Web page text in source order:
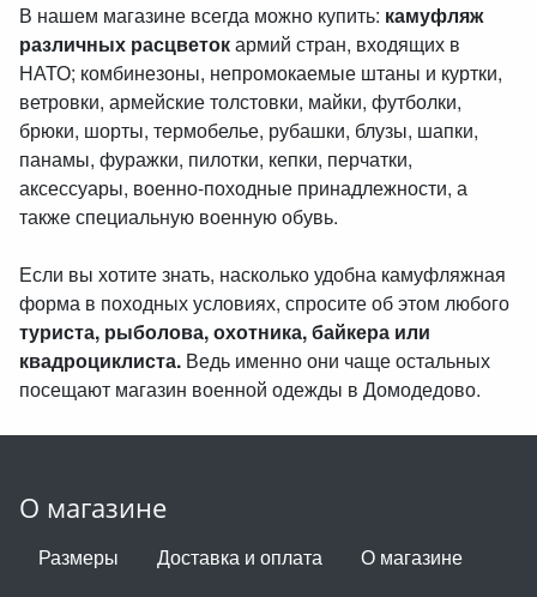
В нашем магазине всегда можно купить: камуфляж
различных расцветокармий стран, входящих в
НАТО; комбинезоны, непромокаемые штаны и куртки,
ветровки, армейские толстовки, майки, футболки,
брюки, шорты, термобелье, рубашки, блузы, шапки,
панамы, фуражки, пилотки, кепки, перчатки,
аксессуары, военно-походные принадлежности, а
также специальную военную обувь.
Если вы хотите знать, насколько удобна камуфляжная
форма в походных условиях, спросите об этом любого
туриста, рыболова, охотника, байкера или
квадроциклиста. Ведь именно они чаще остальных
посещают магазин военной одежды в Домодедово.
О магазине
Размеры Доставка и оплата
О магазине